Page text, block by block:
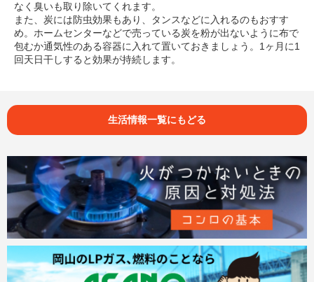
なく臭いも取り除いてくれます。
また、炭には防虫効果もあり、タンスなどに入れるのもおすす
め。ホームセンターなどで売っている炭を粉が出ないように布で
包むか通気性のある容器に入れて置いておきましょう。1ヶ月に1
回天日干しすると効果が持続します。
生活情報一覧にもどる